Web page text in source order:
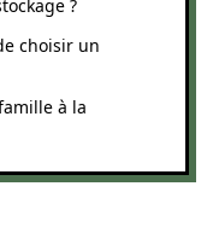
?
choisir un
à la